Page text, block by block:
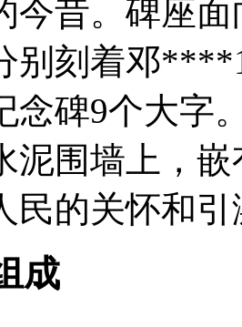
今昔。碑座
别刻着邓
念碑9个大字
泥围墙上，
民的关怀和
成